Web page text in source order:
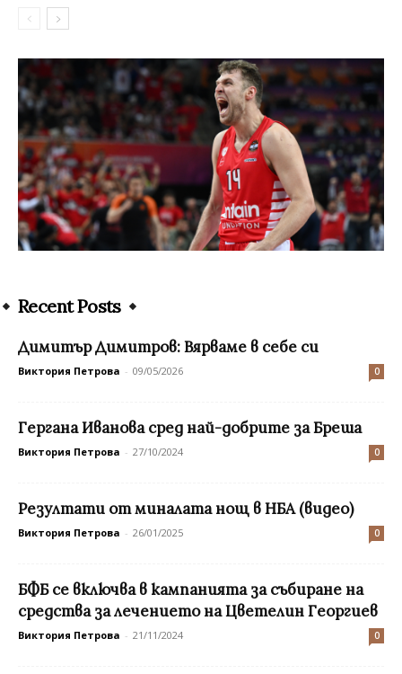
Recent Posts
Димитър Димитров: Вярваме в себе си
Виктория Петрова - 09/05/2026 0
Гергана Иванова сред най-добрите за Бреша
Виктория Петрова - 27/10/2024 0
Резултати от миналата нощ в НБА (видео)
Виктория Петрова - 26/01/2025 0
БФБ се включва в кампанията за събиране на
средства за лечението на Цветелин Георгиев
Виктория Петрова - 21/11/2024 0